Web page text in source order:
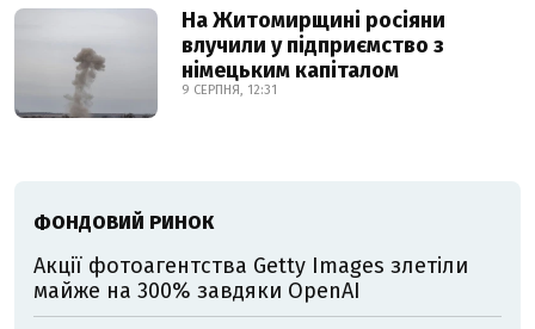
На Житомирщині росіяни
влучили у підприємство з
німецьким капіталом
9 СЕРПНЯ, 12:31
ФОНДОВИЙ РИНОК
Акції фотоагентства Getty Images злетіли
майже на 300% завдяки OpenAI